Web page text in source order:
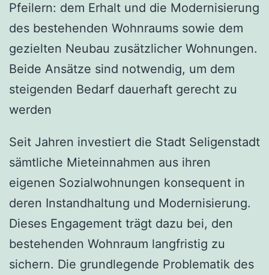
Pfeilern: dem Erhalt und die Modernisierung
des bestehenden Wohnraums sowie dem
gezielten Neubau zusätzlicher Wohnungen.
Beide Ansätze sind notwendig, um dem
steigenden Bedarf dauerhaft gerecht zu
werden
Seit Jahren investiert die Stadt Seligenstadt
sämtliche Mieteinnahmen aus ihren
eigenen Sozialwohnungen konsequent in
deren Instandhaltung und Modernisierung.
Dieses Engagement trägt dazu bei, den
bestehenden Wohnraum langfristig zu
sichern. Die grundlegende Problematik des